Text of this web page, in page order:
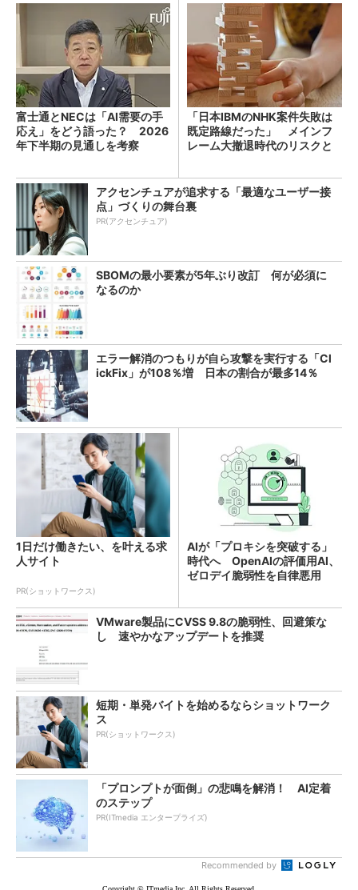
富士通とNECは「AI需要の手
応え」をどう語った？ 2026
年下半期の見通しを考察
「日本IBMのNHK案件失敗は
既定路線だった」 メインフ
レーム大撤退時代のリスクと
アクセンチュアが追求する「最適なユーザー接
点」づくりの舞台裏
PR(アクセンチュア)
SBOMの最小要素が5年ぶり改訂 何が必須に
なるのか
エラー解消のつもりが自ら攻撃を実行する「Cl
ickFix」が108％増 日本の割合が最多14％
1日だけ働きたい、を叶える求
人サイト
PR(ショットワークス)
AIが「プロキシを突破する」
時代へ OpenAIの評価用AI、
ゼロデイ脆弱性を自律悪用
VMware製品にCVSS 9.8の脆弱性、回避策な
し 速やかなアップデートを推奨
短期・単発バイトを始めるならショットワーク
ス
PR(ショットワークス)
「プロンプトが面倒」の悲鳴を解消！ AI定着
のステップ
PR(ITmedia エンタープライズ)
Recommended by